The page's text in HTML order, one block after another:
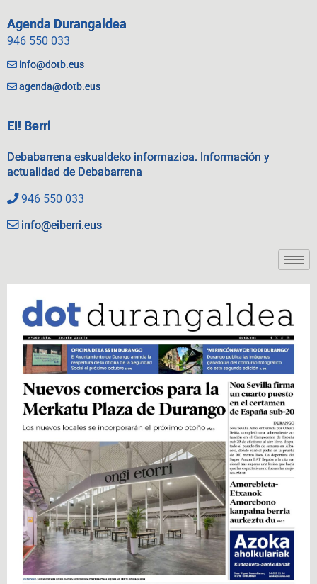
Agenda Durangaldea
946 550 033
info@dotb.eus
agenda@dotb.eus
EI! Berri
Debabarrena eskualdeko informazioa. Información y
actualidad de Debabarrena
946 550 033
info@eiberri.eus